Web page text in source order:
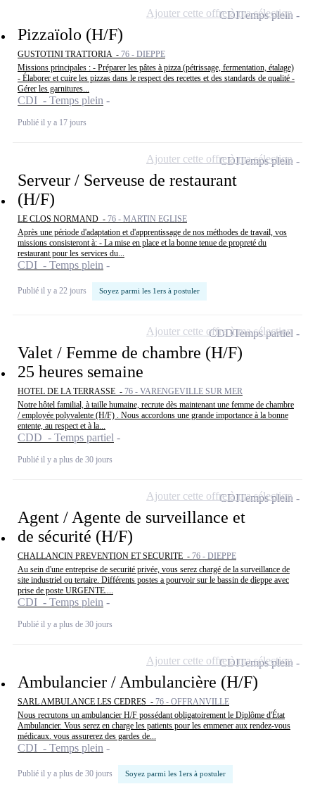
Pizzaïolo (H/F)
GUSTOTINI TRATTORIA - 76 - DIEPPE
Missions principales : - Préparer les pâtes à pizza (pétrissage, fermentation, étalage)
- Élaborer et cuire les pizzas dans le respect des recettes et des standards de qualité -
Gérer les garnitures...
CDI - Temps plein
Publié il y a 17 jours
CDITemps plein
Ajouter cette offre à ma sélection
Serveur / Serveuse de restaurant
(H/F)
LE CLOS NORMAND - 76 - MARTIN EGLISE
Après une période d'adaptation et d'apprentissage de nos méthodes de travail, vos
missions consisteront à: - La mise en place et la bonne tenue de propreté du
restaurant pour les services du...
CDI - Temps plein
Publié il y a 22 jours Soyez parmi les 1ers à postuler
CDITemps plein
Ajouter cette offre à ma sélection
Valet / Femme de chambre (H/F)
25 heures semaine
HOTEL DE LA TERRASSE - 76 - VARENGEVILLE SUR MER
Notre hôtel familial, à taille humaine, recrute dès maintenant une femme de chambre
/ employée polyvalente (H/F) . Nous accordons une grande importance à la bonne
entente, au respect et à la...
CDD - Temps partiel
Publié il y a plus de 30 jours
CDDTemps partiel
Ajouter cette offre à ma sélection
Agent / Agente de surveillance et
de sécurité (H/F)
CHALLANCIN PREVENTION ET SECURITE - 76 - DIEPPE
Au sein d'une entreprise de securité privée, vous serez chargé de la surveillance de
site industriel ou tertaire. Différents postes a pourvoir sur le bassin de dieppe avec
prise de poste URGENTE....
CDI - Temps plein
Publié il y a plus de 30 jours
CDITemps plein
Ajouter cette offre à ma sélection
Ambulancier / Ambulancière (H/F)
SARL AMBULANCE LES CEDRES - 76 - OFFRANVILLE
Nous recrutons un ambulancier H/F possédant obligatoirement le Diplôme d'État
Ambulancier. Vous serez en charge les patients pour les emmener aux rendez-vous
médicaux. vous assurerez des gardes de...
CDI - Temps plein
Publié il y a plus de 30 jours Soyez parmi les 1ers à postuler
CDITemps plein
Ajouter cette offre à ma sélection